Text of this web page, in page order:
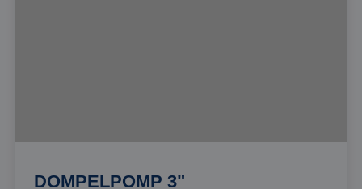
DOMPELPOMP 3"